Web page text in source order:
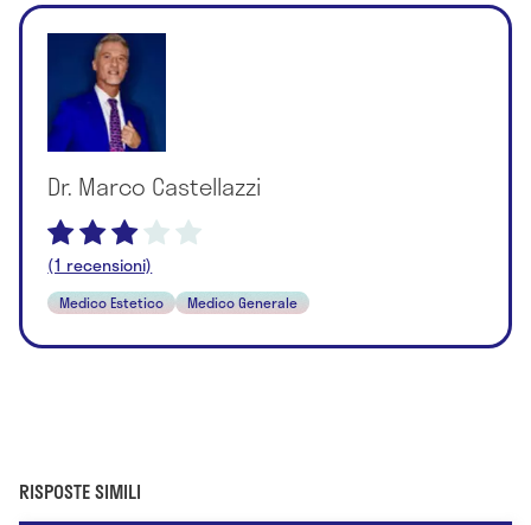
Dr. Marco Castellazzi
(1 recensioni)
Medico Estetico Medico Generale
RISPOSTE SIMILI